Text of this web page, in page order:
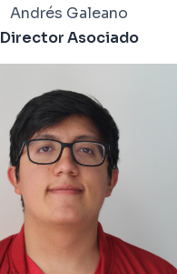
Andrés Galeano
Director Asociado